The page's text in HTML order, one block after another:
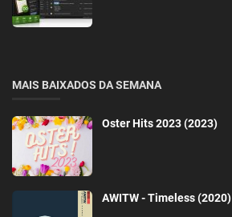
MAIS BAIXADOS DA SEMANA
Oster Hits 2023 (2023)
AWITW - Timeless (2020)